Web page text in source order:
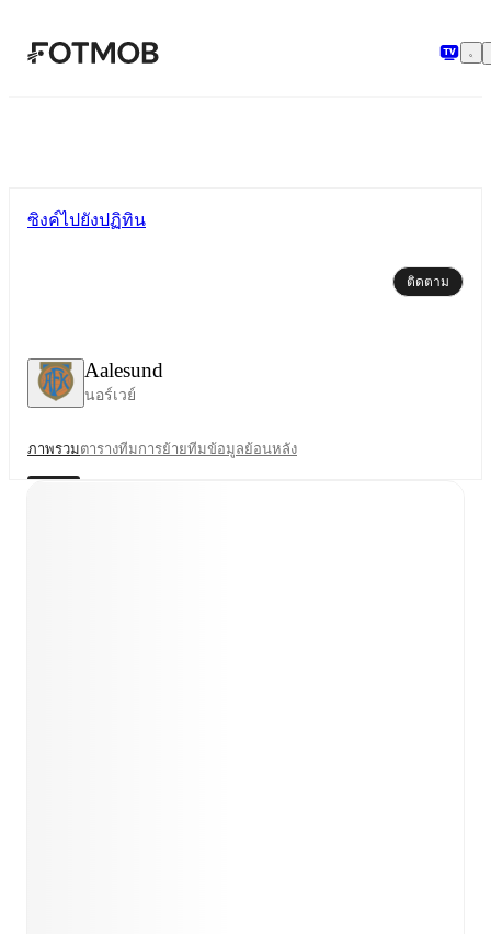
ข้ามไปยังเนื้อหาหลัก
Aalesund
นอร์เวย์
ซิงค์ไปยังปฏิทิน
ติดตาม
ภาพรวมตารางทีมการย้ายทีมข้อมูลย้อนหลัง